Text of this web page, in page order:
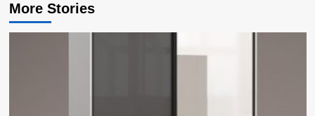
More Stories